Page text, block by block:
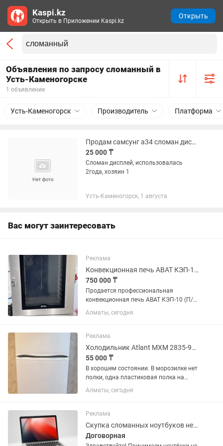
Объявления по запросу сломанный в
Усть-Каменогорске
1 объявление
Усть-Каменогорск Производитель Платформа
Продам самсунг а34 сломан дисплей
25 000 ₸
Сломан дисплей, использовалась
2года, хозяин 1
Усть-Каменогорск, 1 августа
Вас могут заинтересовать
Реклама
Конвекционная печь ABAT КЭП-10 (П/Э), 10 уровней
750 000 ₸
Продается профессиональная
конвекционная печь ABAT КЭП-10 (П/Э)
с пароувлажнением. Предназначена
для пекарен, кондитерских, кафе,
Рассчитана на 10 уровней под...
Алматы, сегодня
Реклама
Холодильник Atlant МХМ 2835-90 белый
55 000 ₸
В хорошем состоянии. В морозилке нет
полки, одна пластиковая полка на
дверце сломана. В эксплуатации 2
года. Технические
х 60 х 64.5 см.Общий объем: 280
литров...
Алматы, сегодня
Реклама
Скупка сломанных ноутбуков нерабочих
Договорная
Kaspi.kz
Открыть в Приложении Kaspi.kz
Открыть